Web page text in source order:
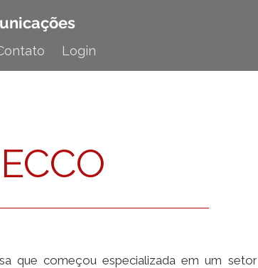
Login
que começou especializada em um setor